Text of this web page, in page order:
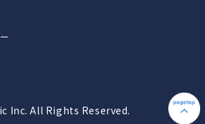
Inc. All Rights Reserved.